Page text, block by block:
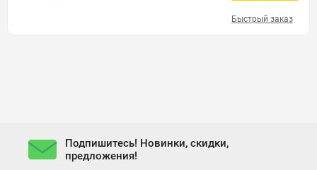
Быстрый заказ
Подпишитесь! Новинки, скидки,
предложения!